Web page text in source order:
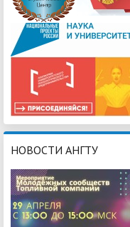
НОВОСТИ АНГТУ